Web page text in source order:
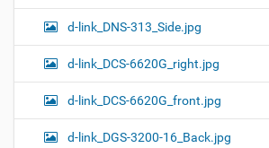
d-link_DNS-313_Side.jpg
d-link_DCS-6620G_right.jpg
d-link_DCS-6620G_front.jpg
d-link_DGS-3200-16_Back.jpg